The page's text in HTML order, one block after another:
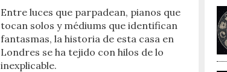
Entre luces que parpadean, pianos que
tocan solos y médiums que identifican
fantasmas, la historia de esta casa en
Londres se ha tejido con hilos de lo
inexplicable.